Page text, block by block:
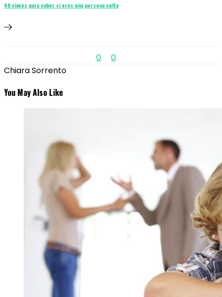
40 claves para saber si eres una persona culta
0
0
Chiara Sorrento
You May Also Like